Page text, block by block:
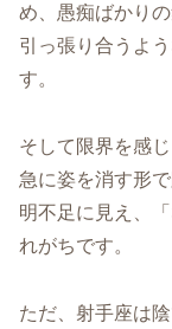
め、愚痴ばかり
引っ張り合うよ
す。
そして限界を感
急に姿を消す形
明不足に見え、
れがちです。
ただ、射手座は